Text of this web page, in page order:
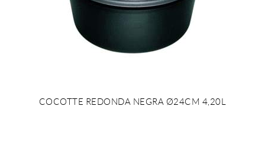
COCOTTE REDONDA NEGRA Ø24CM 4,20L